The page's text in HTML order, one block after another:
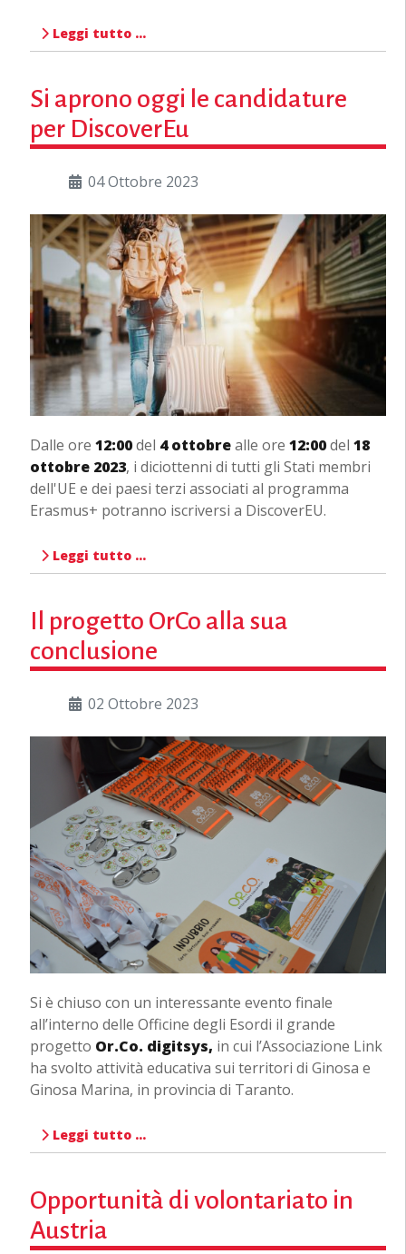
Leggi tutto …
Si aprono oggi le candidature
per DiscoverEu
04 Ottobre 2023
Dalle ore 12:00del 4 ottobrealle ore 12:00del 18
ottobre 2023, i diciottenni di tutti gli Stati membri
dell'UE e dei paesi terzi associati al programma
Erasmus+ potranno iscriversi a DiscoverEU.
Leggi tutto …
Il progetto OrCo alla sua
conclusione
02 Ottobre 2023
Si è chiuso con un interessante evento finale
all’interno delle Officine degli Esordi il grande
progetto Or.Co. digitsys, in cui l’Associazione Link
ha svolto attività educativa sui territori di Ginosa e
Ginosa Marina, in provincia di Taranto.
Leggi tutto …
Opportunità di volontariato in
Austria